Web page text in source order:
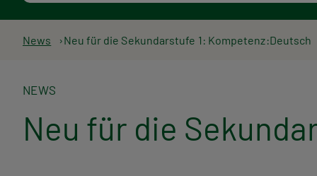
Pfadnavigation
News Neu für die Sekundarstufe 1: Kompetenz:Deutsch
NEWS
Neu für die